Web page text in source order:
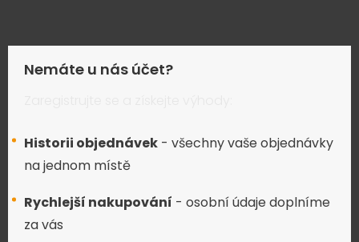
Nemáte u nás účet?
Historii objednávek - všechny vaše objednávky
na jednom místě
Rychlejší nakupování - osobní údaje doplníme
za vás